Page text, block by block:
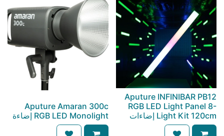
Aputure INFINIBAR PB12
RGB LED Light Panel 8-
Light Kit 120cm إضاءات
Aputure Amaran 300c
RGB LED Monolight إضاءة